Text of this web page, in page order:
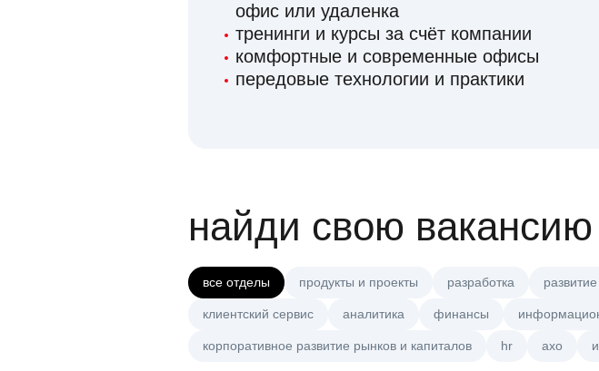
офис или удаленка
тренинги и курсы за счёт компании
комфортные и современные офисы
передовые технологии и практики
найди свою вакансию
все отделы продукты и проекты разработка
клиентский сервис аналитика финансы
корпоративное развитие рынков и капиталов hr axo